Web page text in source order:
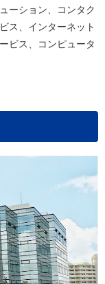
ーション、コンタク
ス、インターネット
ビス、コンピュータ